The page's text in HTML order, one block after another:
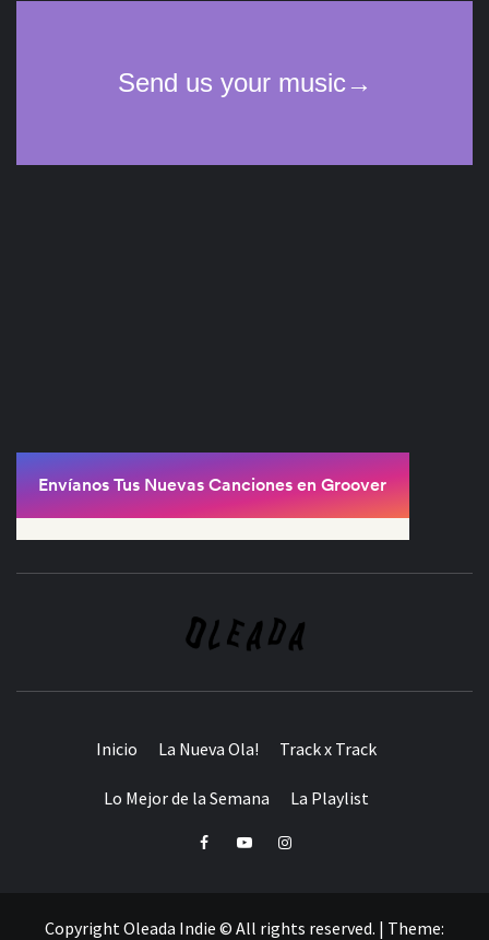
Inicio La Nueva Ola! Track x Track
Lo Mejor de la Semana La Playlist
FacebookYoutubeInstagram
Copyright Oleada Indie © All rights reserved. | Theme: